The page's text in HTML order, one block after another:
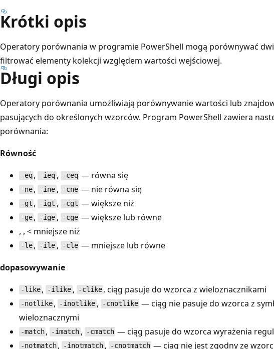
Krótki opis
Operatory porównania w programie PowerShell mogą porównywać
filtrować elementy kolekcji względem wartości wejściowej.
Długi opis
Operatory porównania umożliwiają porównywanie wartości lub
pasujących do określonych wzorców. Program PowerShell zawiera
porównania:
Równość
-eq , -ieq, -ceq — równa się
-ne , -ine, -cne — nie równa się
-gt , -igt , -cgt — większe niż
-ge , -ige, -cge — większe lub równe
, , < mniejsze niż
-le , -ile, -cle — mniejsze lub równe
dopasowywanie
-like , -ilike , -clike , ciąg pasuje do wzorca z wieloznacznikami
-notlike , -inotlike , -cnotlike — ciąg nie pasuje do wzorca z
wieloznacznymi
-match , -imatch , -cmatch — ciąg pasuje do wzorca wyrażenia
-notmatch , -inotmatch , -cnotmatch — ciąg nie jest zgodny ze